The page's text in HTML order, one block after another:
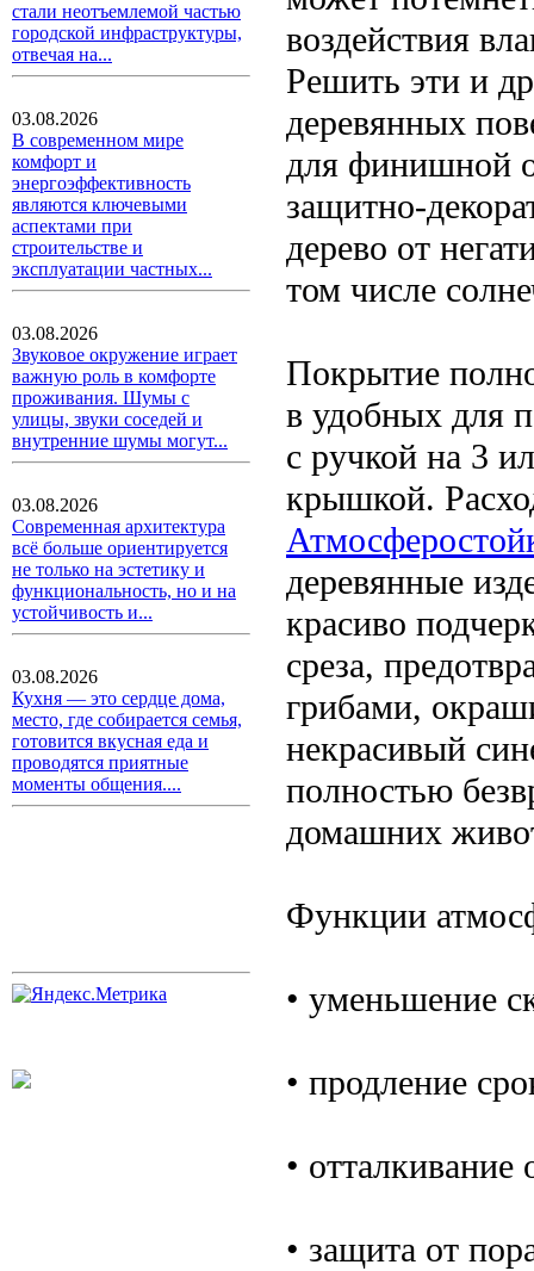
стали неотъемлемой частью
городской инфраструктуры,
отвечая на...
03.08.2026
В современном мире
комфорт и
энергоэффективность
являются ключевыми
аспектами при
строительстве и
эксплуатации частных...
03.08.2026
Звуковое окружение играет
важную роль в комфорте
проживания. Шумы с
улицы, звуки соседей и
внутренние шумы могут...
03.08.2026
Современная архитектура
всё больше ориентируется
не только на эстетику и
функциональность, но и на
устойчивость и...
03.08.2026
Кухня — это сердце дома,
место, где собирается семья,
готовится вкусная еда и
проводятся приятные
моменты общения....
воздействия
Решить эти и
деревянных
для финишной
защитно-
дерево от
том числе
Покрытие
в удобных для
с ручкой на 3
крышкой.
деревянные
красиво
среза,
грибами,
некрасивый
полностью
домашних
Функции
• уменьшение
• продление
• отталкивание
• защита от